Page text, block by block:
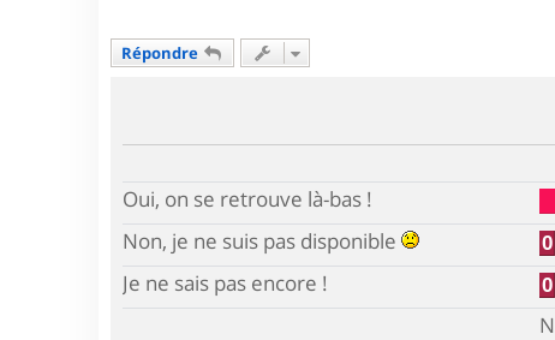
Répondre
Oui, on se retrouve là-bas !
Non, je ne suis pas disponible
0
Je ne sais pas encore !
0